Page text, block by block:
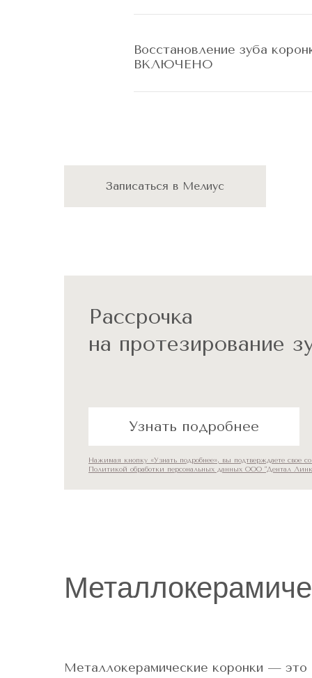
Восстановление зуба
ВКЛЮЧЕНО
Записаться в Мелиус
Рассрочка
на протезирование
Узнать подробнее
Нажимая кнопку «Узнать подробнее», вы подтверждаете свое
Политикой обработки персональных данных ООО "Дентал
Металлокерамические коронки —